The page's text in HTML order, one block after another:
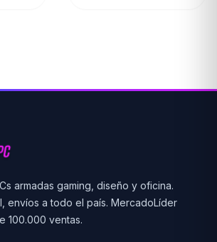
armadas gaming, diseño y oficina.
envíos a todo el país. MercadoLíder
100.000 ventas.